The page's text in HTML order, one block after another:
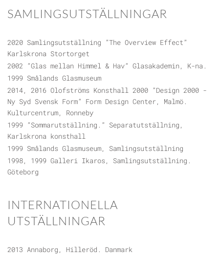
SAMLINGSUTSTÄLLNINGAR
2020 Samlingsutställning ”The Overview Effect”
Karlskrona Stortorget
2002 ”Glas mellan Himmel & Hav” Glasakademin, K-na.
1999 Smålands Glasmuseum
2014, 2016 Olofströms Konsthall 2000 ”Design 2000 -
Ny Syd Svensk Form” Form Design Center, Malmö.
Kulturcentrum, Ronneby
1999 ”Sommarutställning.” Separatutställning,
Karlskrona konsthall
1999 Smålands Glasmuseum, Samlingsutställning
1998, 1999 Galleri Ikaros, Samlingsutställning.
Göteborg
INTERNATIONELLA
UTSTÄLLNINGAR
2013 Annaborg, Hilleröd. Danmark